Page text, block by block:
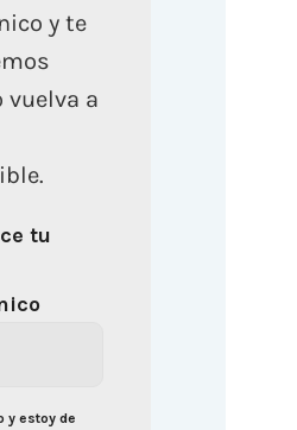
y te
vuelva a
tu
y estoy de